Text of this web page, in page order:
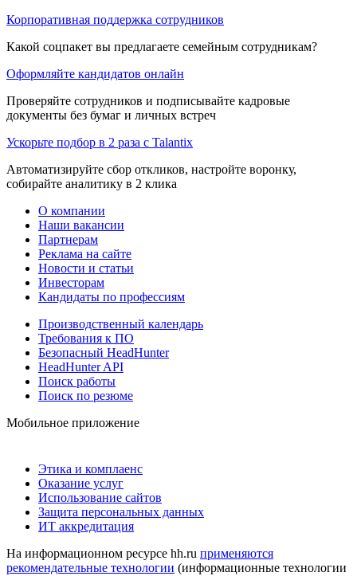
Корпоративная поддержка сотрудников
Какой соцпакет вы предлагаете семейным сотрудникам?
Оформляйте кандидатов онлайн
Проверяйте сотрудников и подписывайте кадровые
документы без бумаг и личных встреч
Ускорьте подбор в 2 раза с Talantix
Автоматизируйте сбор откликов, настройте воронку,
собирайте аналитику в 2 клика
О компании
Наши вакансии
Партнерам
Реклама на сайте
Новости и статьи
Инвесторам
Кандидаты по профессиям
Производственный календарь
Требования к ПО
Безопасный HeadHunter
HeadHunter API
Поиск работы
Поиск по резюме
Мобильное приложение
Этика и комплаенс
Оказание услуг
Использование сайтов
Защита персональных данных
ИТ аккредитация
На информационном ресурсе hh.ru применяются
рекомендательные технологии (информационные технологии